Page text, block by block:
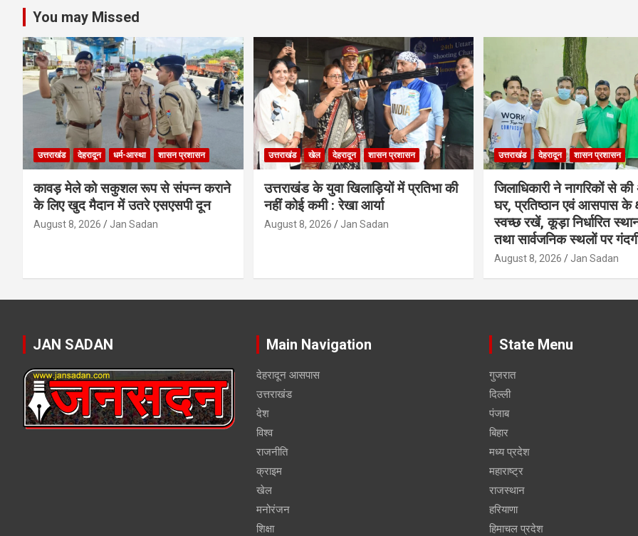
You may Missed
उत्तराखंड देहरादून धर्म-आस्था शासन प्रशासन
कावड़ मेले को सकुशल रूप से संपन्न कराने
के लिए खुद मैदान में उतरे एसएसपी दून
August 8, 2026 Jan Sadan
उत्तराखंड खेल देहरादून शासन प्रशासन
उत्तराखंड के युवा खिलाड़ियों में प्रतिभा की
नहीं कोई कमी : रेखा आर्या
August 8, 2026 Jan Sadan
उत्तराखंड देहरादून शासन प्रशासन
जिलाधिकारी ने नागरिकों से
घर, प्रतिष्ठान एवं आसपास के
स्वच्छ रखें, कूड़ा निर्धारित
तथा सार्वजनिक स्थलों पर
August 8, 2026 Jan Sadan
JAN SADAN Main Navigation
देहरादून आसपास
उत्तराखंड
देश
विश्व
राजनीति
क्राइम
खेल
मनोरंजन
शिक्षा
State Menu
गुजरात
दिल्ली
पंजाब
बिहार
मध्य प्रदेश
महाराष्ट्र
राजस्थान
हरियाणा
हिमाचल प्रदेश